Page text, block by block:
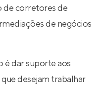
de corretores de
de negócios
é dar suporte aos
desejam trabalhar